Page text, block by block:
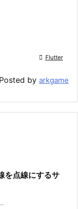
 Flutter
Posted by arkgame
点線にするサ